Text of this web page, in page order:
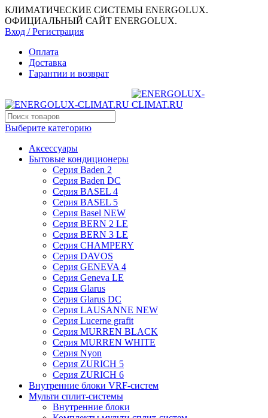
КЛИМАТИЧЕСКИЕ СИСТЕМЫ ENERGOLUX.
ОФИЦИАЛЬНЫЙ САЙТ ENERGOLUX.
Вход / Регистрация
Оплата
Доставка
Гарантии и возврат
Выберите категорию
Аксессуары
Бытовые кондиционеры
Серия Baden 2
Серия Baden DC
Серия BASEL 4
Серия BASEL 5
Серия Basel NEW
Серия BERN 2 LE
Серия BERN 3 LE
Серия CHAMPERY
Серия DAVOS
Серия GENEVA 4
Серия Geneva LE
Серия Glarus
Серия Glarus DC
Серия LAUSANNE NEW
Серия Lucerne grafit
Серия MURREN BLACK
Серия MURREN WHITE
Серия Nyon
Серия ZURICH 5
Серия ZURICH 6
Внутренние блоки VRF-систем
Мульти сплит-системы
Внутренние блоки